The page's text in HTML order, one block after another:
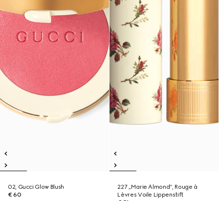
02, Gucci Glow Blush
€ 60
227 „Marie Almond“, Rouge à
Lèvres Voile Lippenstift